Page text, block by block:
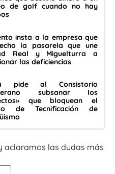
de golf cuando no hay
insta a la empresa que
la pasarela que une
Real y Miguelturra a
las deficiencias
pide al Consistorio
subsanar los
que bloquean el
de Tecnificación de
aclaramos las dudas más